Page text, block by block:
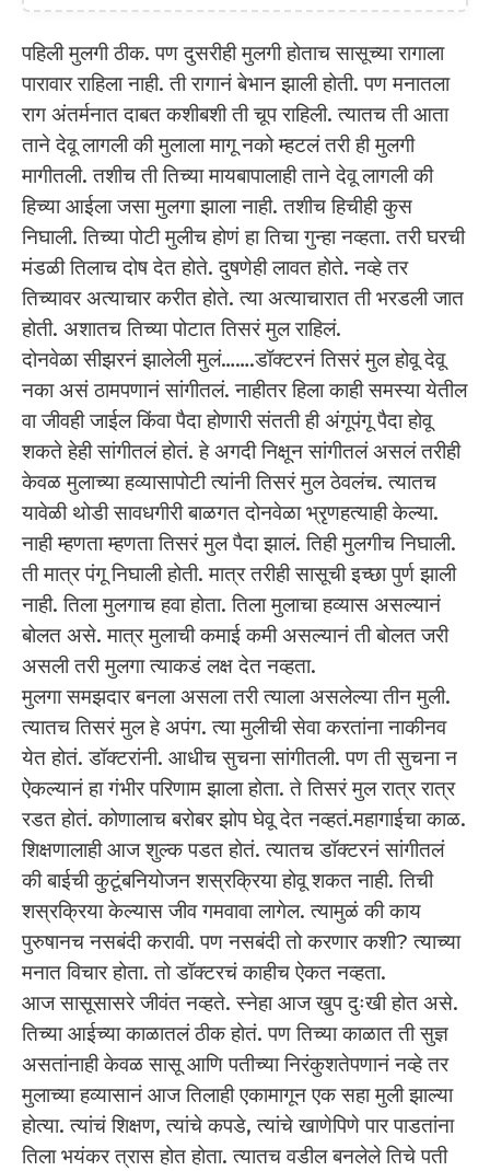
पहिली मुलगी ठीक. पण दुसरीही मुलगी होताच सासूच्या रागाला
पारावार राहिला नाही. ती रागानं बेभान झाली होती. पण मनातला
राग अंतर्मनात दाबत कशीबशी ती चूप राहिली. त्यातच ती आता
ताने देवू लागली की मुलाला मागू नको म्हटलं तरी ही मुलगी
मागीतली. तशीच ती तिच्या मायबापालाही ताने देवू लागली की
हिच्या आईला जसा मुलगा झाला नाही. तशीच हिचीही कुस
निघाली. तिच्या पोटी मुलीच होणं हा तिचा गुन्हा नव्हता. तरी घरची
मंडळी तिलाच दोष देत होते. दुषणेही लावत होते. नव्हे तर
तिच्यावर अत्याचार करीत होते. त्या अत्याचारात ती भरडली जात
होती. अशातच तिच्या पोटात तिसरं मुल राहिलं.
दोनवेळा सीझरनं झालेली मुलं…….डॉक्टरनं तिसरं मुल होवू देवू
नका असं ठामपणानं सांगीतलं. नाहीतर हिला काही समस्या येतील
वा जीवही जाईल किंवा पैदा होणारी संतती ही अंगूपंगू पैदा होवू
शकते हेही सांगीतलं होतं. हे अगदी निक्षून सांगीतलं असलं तरीही
केवळ मुलाच्या हव्यासापोटी त्यांनी तिसरं मुल ठेवलंच. त्यातच
यावेळी थोडी सावधगीरी बाळगत दोनवेळा भ्रृणहत्याही केल्या.
नाही म्हणता म्हणता तिसरं मुल पैदा झालं. तिही मुलगीच निघाली.
ती मात्र पंगू निघाली होती. मात्र तरीही सासूची इच्छा पुर्ण झाली
नाही. तिला मुलगाच हवा होता. तिला मुलाचा हव्यास असल्यानं
बोलत असे. मात्र मुलाची कमाई कमी असल्यानं ती बोलत जरी
असली तरी मुलगा त्याकडं लक्ष देत नव्हता.
मुलगा समझदार बनला असला तरी त्याला असलेल्या तीन मुली.
त्यातच तिसरं मुल हे अपंग. त्या मुलीची सेवा करतांना नाकीनव
येत होतं. डॉक्टरांनी. आधीच सुचना सांगीतली. पण ती सुचना न
ऐकल्यानं हा गंभीर परिणाम झाला होता. ते तिसरं मुल रात्र रात्र
रडत होतं. कोणालाच बरोबर झोप घेवू देत नव्हतं.महागाईचा काळ.
शिक्षणालाही आज शुल्क पडत होतं. त्यातच डॉक्टरनं सांगीतलं
की बाईची कुटूंबनियोजन शस्रक्रिया होवू शकत नाही. तिची
शस्रक्रिया केल्यास जीव गमवावा लागेल. त्यामुळं की काय
पुरुषानच नसबंदी करावी. पण नसबंदी तो करणार कशी? त्याच्या
मनात विचार होता. तो डॉक्टरचं काहीच ऐकत नव्हता.
आज सासूसासरे जीवंत नव्हते. स्नेहा आज खुप दुःखी होत असे.
तिच्या आईच्या काळातलं ठीक होतं. पण तिच्या काळात ती सुज्ञ
असतांनाही केवळ सासू आणि पतीच्या निरंकुशतेपणानं नव्हे तर
मुलाच्या हव्यासानं आज तिलाही एकामागून एक सहा मुली झाल्या
होत्या. त्यांचं शिक्षण, त्यांचे कपडे, त्यांचे खाणेपिणे पार पाडतांना
तिला भयंकर त्रास होत होता. त्यातच वडील बनलेले तिचे पती